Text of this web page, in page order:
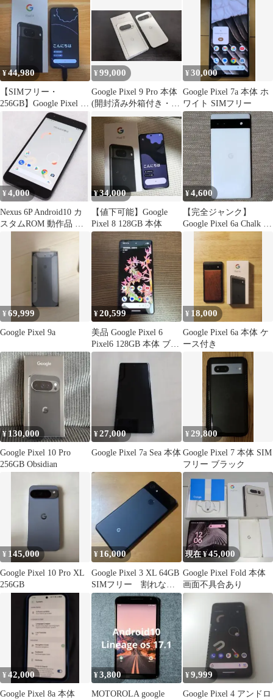
¥44,980
【SIMフリー・
256GB】Google Pixel 8
本体 ブラック
¥99,000
Google Pixel 9 Pro 本体
(開封済み外箱付き・ケ
ースも付属可)
¥30,000
Google Pixel 7a 本体 ホ
ワイト SIMフリー
¥4,000
Nexus 6P Android10 カ
スタムROM 動作品 有
¥34,000
【値下可能】Google
Pixel 8 128GB 本体
¥4,600
【完全ジャンク】
Google Pixel 6a Chalk 本
体のみ 画面割れ
¥69,999
Google Pixel 9a
¥20,599
美品 Google Pixel 6
Pixel6 128GB 本体 ブラ
ック
¥ 18,000
Google Pixel 6a 本体 ケ
ース付き
¥130,000
Google Pixel 10 Pro
256GB Obsidian
¥27,000
Google Pixel 7a Sea 本体
¥ 29,800
Google Pixel 7 本体 SIM
フリー ブラック
¥ 145,000
Google Pixel 10 Pro XL
256GB
¥ 16,000
Google Pixel 3 XL 64GB
SIMフリー 割れな
し 美品
現在 ¥45,000
Google Pixel Fold 本体
画面不具合あり
¥42,000
Google Pixel 8a 本体
¥3,800
MOTOROLA google
¥9,999
Google Pixel 4 アンドロ